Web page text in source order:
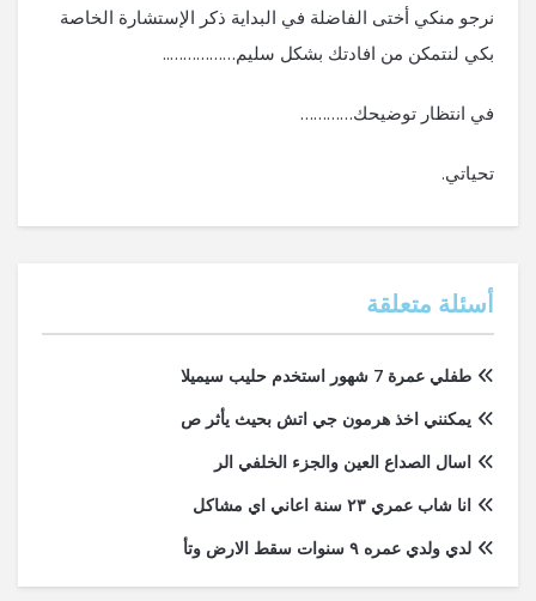
نرجو منكي أختى الفاضلة في البداية ذكر الإستشارة الخاصة
بكي لنتمكن من افادتك بشكل سليم……………..
في انتظار توضيحك…………
تحياتي.
أسئلة متعلقة
طفلي عمرة 7 شهور استخدم حليب سيميلا
يمكنني اخذ هرمون جي اتش بحيث يأثر ص
اسال الصداع العين والجزء الخلفي الر
انا شاب عمري ٢٣ سنة اعاني اي مشاكل
لدي ولدي عمره ٩ سنوات سقط الارض وتأ